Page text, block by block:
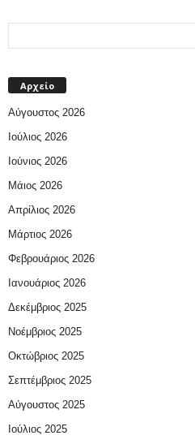
Αρχείο
Αύγουστος 2026
Ιούλιος 2026
Ιούνιος 2026
Μάιος 2026
Απρίλιος 2026
Μάρτιος 2026
Φεβρουάριος 2026
Ιανουάριος 2026
Δεκέμβριος 2025
Νοέμβριος 2025
Οκτώβριος 2025
Σεπτέμβριος 2025
Αύγουστος 2025
Ιούλιος 2025